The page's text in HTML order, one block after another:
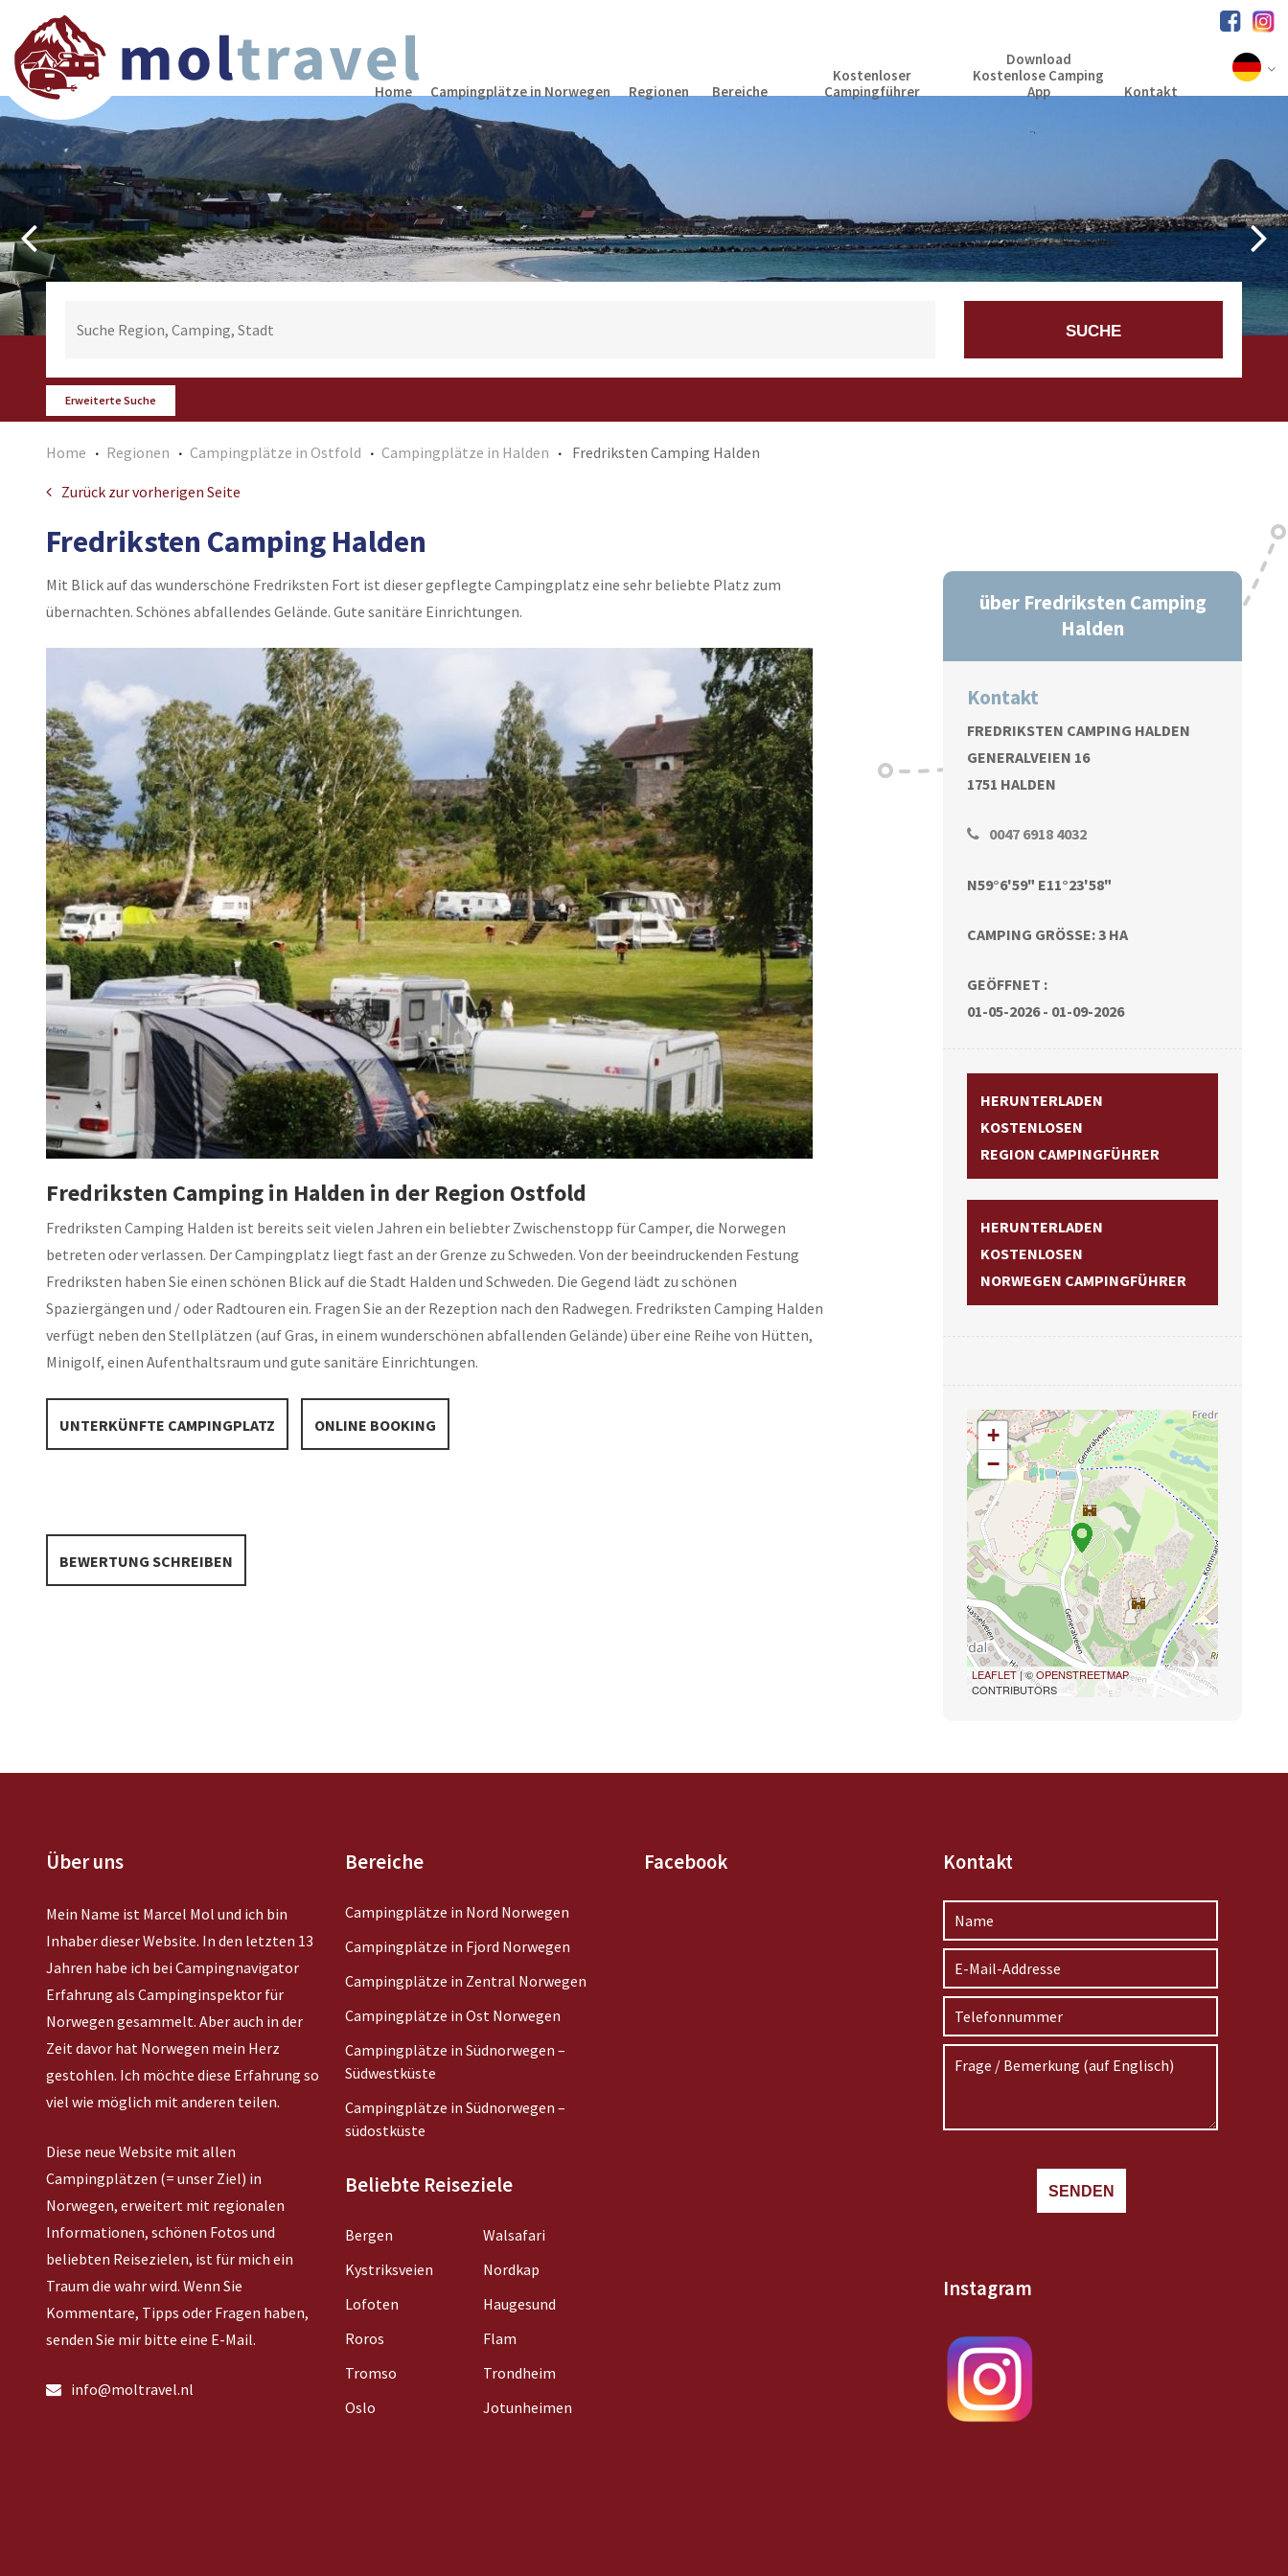
Home Campingplätze in Norwegen Regionen Bereiche
Kostenloser
Campingführer
Download
Kostenlose Camping
App
Kontakt
Erweiterte Suche
Home Regionen Campingplätze in Ostfold Campingplätze in Halden Fredriksten Camping Halden
Zurück zur vorherigen Seite
Fredriksten Camping Halden
Mit Blick auf das wunderschöne Fredriksten Fort ist dieser gepflegte Campingplatz eine sehr beliebte Platz zum
übernachten. Schönes abfallendes Gelände. Gute sanitäre Einrichtungen.
Fredriksten Camping in Halden in der Region Ostfold
Fredriksten Camping Halden ist bereits seit vielen Jahren ein beliebter Zwischenstopp für Camper, die Norwegen
betreten oder verlassen. Der Campingplatz liegt fast an der Grenze zu Schweden. Von der beeindruckenden Festung
Fredriksten haben Sie einen schönen Blick auf die Stadt Halden und Schweden. Die Gegend lädt zu schönen
Spaziergängen und / oder Radtouren ein. Fragen Sie an der Rezeption nach den Radwegen. Fredriksten Camping Halden
verfügt neben den Stellplätzen (auf Gras, in einem wunderschönen abfallenden Gelände) über eine Reihe von Hütten,
Minigolf, einen Aufenthaltsraum und gute sanitäre Einrichtungen.
UNTERKÜNFTE CAMPINGPLATZ ONLINE BOOKING
BEWERTUNG SCHREIBEN
über Fredriksten Camping
Halden
Kontakt
FREDRIKSTEN CAMPING HALDEN
GENERALVEIEN 16
1751 HALDEN
0047 6918 4032
N59°6'59" E11°23'58"
CAMPING GRÖSSE: 3 HA
GEÖFFNET :
01-05-2026 - 01-09-2026
HERUNTERLADEN
KOSTENLOSEN
REGION CAMPINGFÜHRER
HERUNTERLADEN
KOSTENLOSEN
NORWEGEN CAMPINGFÜHRER
+
−
LEAFLET| ©OPENSTREETMAP
CONTRIBUTORS
Über uns
Mein Name ist Marcel Mol und ich bin
Inhaber dieser Website. In den letzten 13
Jahren habe ich bei Campingnavigator
Erfahrung als Campinginspektor für
Norwegen gesammelt. Aber auch in der
Zeit davor hat Norwegen mein Herz
gestohlen. Ich möchte diese Erfahrung so
viel wie möglich mit anderen teilen.
Diese neue Website mit allen
Campingplätzen (= unser Ziel) in
Norwegen, erweitert mit regionalen
Informationen, schönen Fotos und
beliebten Reisezielen, ist für mich ein
Traum die wahr wird. Wenn Sie
Kommentare, Tipps oder Fragen haben,
senden Sie mir bitte eine E-Mail.
info@moltravel.nl
Bereiche
Campingplätze in Nord Norwegen
Campingplätze in Fjord Norwegen
Campingplätze in Zentral Norwegen
Campingplätze in Ost Norwegen
Campingplätze in Südnorwegen –
Südwestküste
Campingplätze in Südnorwegen –
südostküste
Beliebte Reiseziele
Bergen
Kystriksveien
Lofoten
Roros
Tromso
Oslo
Walsafari
Nordkap
Haugesund
Flam
Trondheim
Jotunheimen
Facebook Kontakt
SENDEN
Instagram